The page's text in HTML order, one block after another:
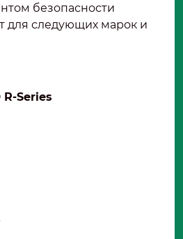
безопасности
для следующих марок и
R-Series